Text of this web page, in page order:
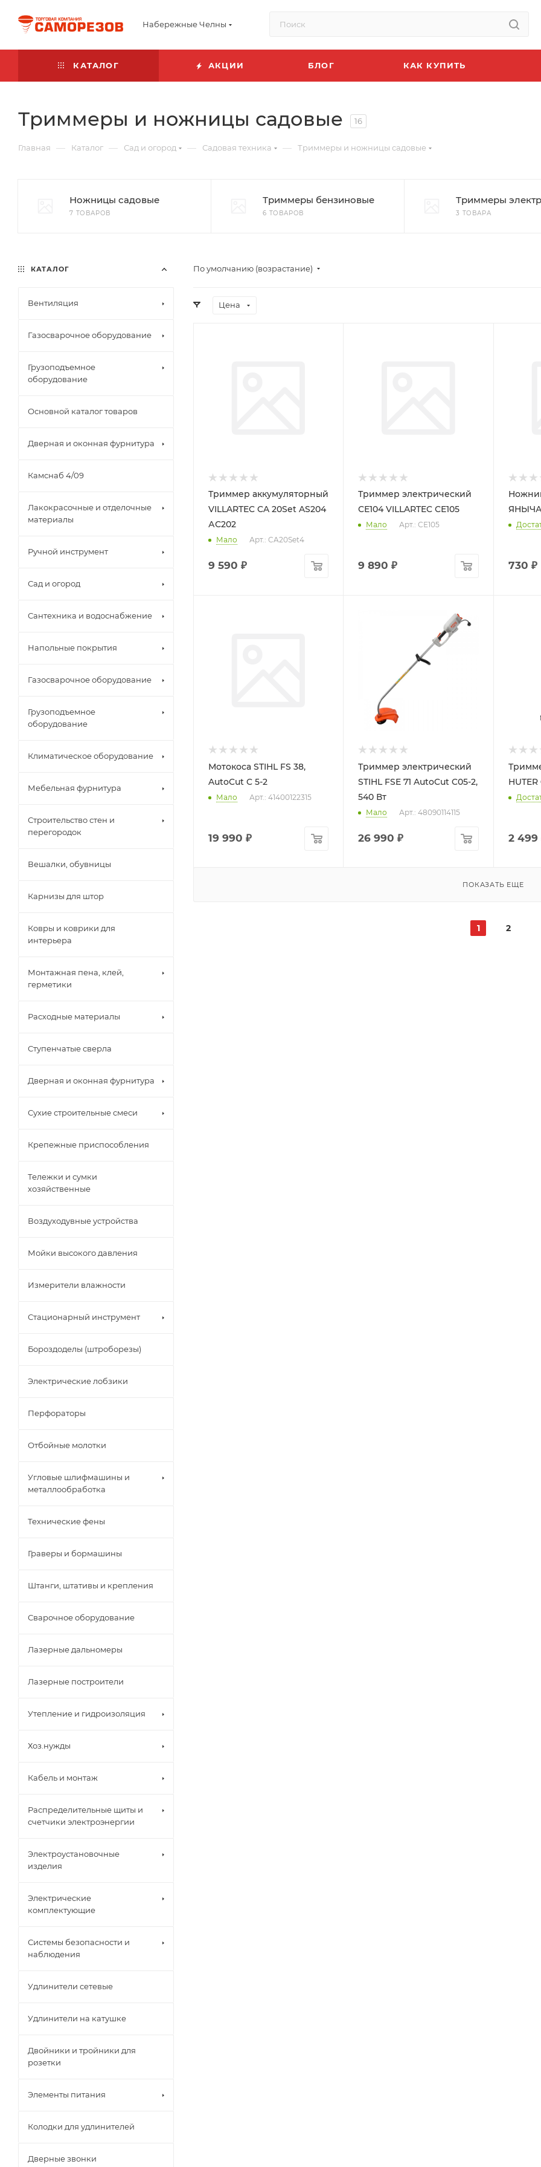
Набережные Челны
КАТАЛОГ АКЦИИ БЛОГ КАК КУПИТЬ
Триммеры и ножницы садовые 16
Главная — Каталог — Сад и огород — Садовая техника — Триммеры и ножницы садовые
Ножницы садовые
7 ТОВАРОВ
Триммеры бензиновые
6 ТОВАРОВ
Триммеры
3 ТОВАРА
По умолчанию (возрастание)
Цена
Триммер аккумуляторный
VILLARTEC CA 20Set AS204
АС202
Мало Арт.: CA20Set4
9 590 ₽
Триммер электрический
СЕ104 VILLARTEC СЕ105
Мало Арт.: СЕ105
9 890 ₽ 730 ₽
Мотокоса STIHL FS 38,
AutoCut C 5-2
Мало Арт.: 41400122315
19 990 ₽
Триммер электрический
STIHL FSE 71 AutoCut C05-2,
540 Вт
Мало Арт.: 48090114115
26 990 ₽ 2 499
ПОКАЗАТЬ ЕЩЕ
1 2
КАТАЛОГ
Вентиляция
Газосварочное оборудование
Грузоподъемное
оборудование
Основной каталог товаров
Дверная и оконная фурнитура
Камснаб 4/09
Лакокрасочные и отделочные
материалы
Ручной инструмент
Сад и огород
Сантехника и водоснабжение
Напольные покрытия
Газосварочное оборудование
Грузоподъемное
оборудование
Климатическое оборудование
Мебельная фурнитура
Строительство стен и
перегородок
Вешалки, обувницы
Карнизы для штор
Ковры и коврики для
интерьера
Монтажная пена, клей,
герметики
Расходные материалы
Ступенчатые сверла
Дверная и оконная фурнитура
Сухие строительные смеси
Крепежные приспособления
Тележки и сумки
хозяйственные
Воздуходувные устройства
Мойки высокого давления
Измерители влажности
Стационарный инструмент
Бороздоделы (штроборезы)
Электрические лобзики
Перфораторы
Отбойные молотки
Угловые шлифмашины и
металлообработка
Технические фены
Граверы и бормашины
Штанги, штативы и крепления
Сварочное оборудование
Лазерные дальномеры
Лазерные построители
Утепление и гидроизоляция
Хоз.нужды
Кабель и монтаж
Распределительные щиты и
счетчики электроэнергии
Электроустановочные
изделия
Электрические
комплектующие
Системы безопасности и
наблюдения
Удлинители сетевые
Удлинители на катушке
Двойники и тройники для
розетки
Элементы питания
Колодки для удлинителей
Дверные звонки